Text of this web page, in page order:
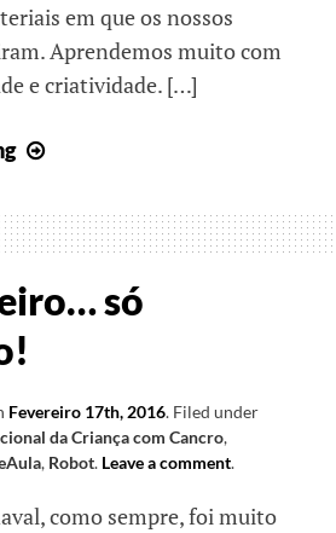
em que os nossos
Aprendemos muito com
e criatividade. […]
e
contar
foi
só
Fevereiro 17th, 2016. Filed under
da Criança com Cancro,
, Robot. Leave a comment.
como sempre, foi muito